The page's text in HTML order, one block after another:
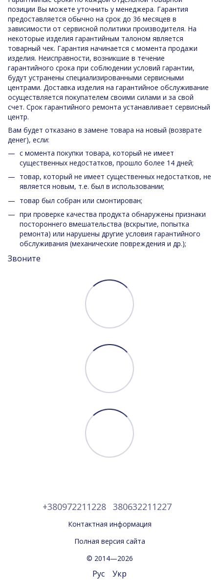
позиции Вы можете уточнить у менеджера. Гарантия
предоставляется обычно на срок до 36 месяцев в
зависимости от сервисной политики производителя. На
некоторые изделия гарантийным талоном является
товарный чек. Гарантия начинается с момента продажи
изделия. Неисправности, возникшие в течение
гарантийного срока при соблюдении условий гарантии,
будут устранены специализированными сервисными
центрами. Доставка изделия на гарантийное обслуживание
осуществляется покупателем своими силами и за свой
счет. Срок гарантийного ремонта устанавливает сервисный
центр.
Вам будет отказано в замене товара на новый (возврате
денег), если:
с момента покупки товара, который не имеет
существенных недостатков, прошло более 14 дней;
товар, который не имеет существенных недостатков, не
является новым, т.е. был в использовании;
товар был собран или смонтирован;
при проверке качества продукта обнаружены признаки
постороннего вмешательства (вскрытие, попытка
ремонта) или нарушены другие условия гарантийного
обслуживания (механические повреждения и др.);
Звоните
+380972211228 380632211227
Контактная информация
Полная версия сайта
© 2014—2026
Рус Укр